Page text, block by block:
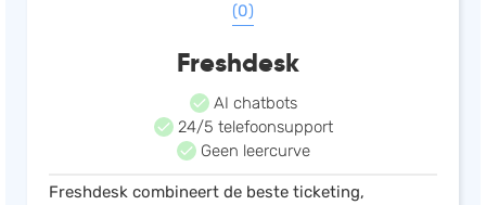
(0)
Freshdesk
AI chatbots
24/5 telefoonsupport
Geen leercurve
Freshdesk combineert de beste ticketing,